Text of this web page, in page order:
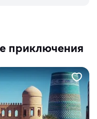
приключения